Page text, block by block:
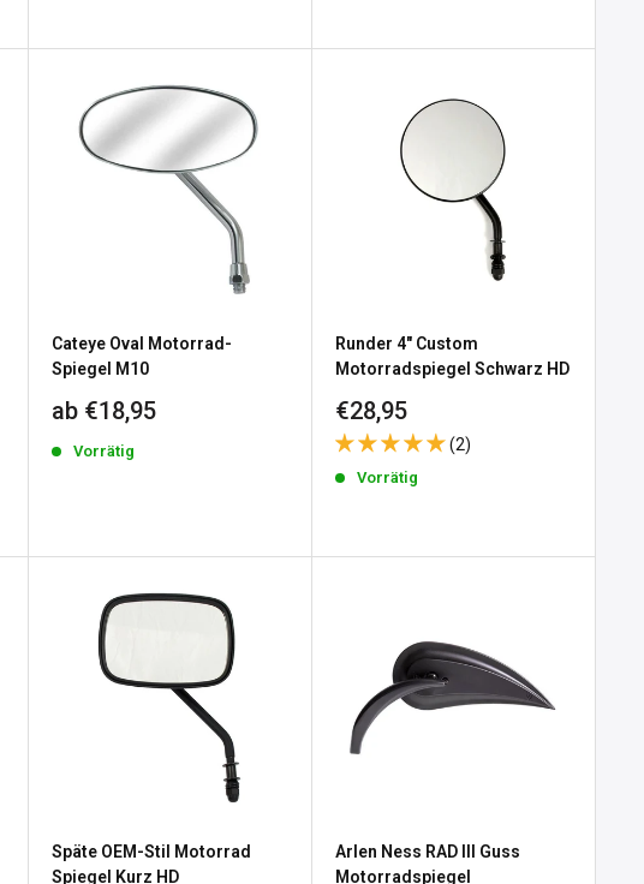
Cateye Oval Motorrad-
Spiegel M10
Sonderpreis
ab €18,95
Vorrätig
Runder 4" Custom
Motorradspiegel Schwarz HD
Sonderpreis
€28,95
(2)
Vorrätig
Späte OEM-Stil Motorrad
Spiegel Kurz HD
Arlen Ness RAD III Guss
Motorradspiegel